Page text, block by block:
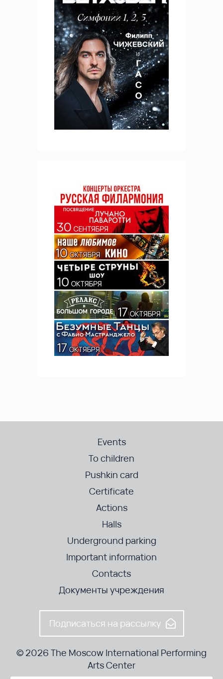
Events
To children
Pushkin card
Certificate
Actions
Halls
Underground parking
Important information
Contacts
Документы учреждения
Подписаться на рассылку
© 2026 The Moscow International Performing
Arts Center